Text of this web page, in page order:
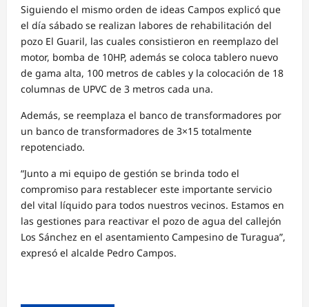
Siguiendo el mismo orden de ideas Campos explicó que
el día sábado se realizan labores de rehabilitación del
pozo El Guaril, las cuales consistieron en reemplazo del
motor, bomba de 10HP, además se coloca tablero nuevo
de gama alta, 100 metros de cables y la colocación de 18
columnas de UPVC de 3 metros cada una.
Además, se reemplaza el banco de transformadores por
un banco de transformadores de 3×15 totalmente
repotenciado.
“Junto a mi equipo de gestión se brinda todo el
compromiso para restablecer este importante servicio
del vital líquido para todos nuestros vecinos. Estamos en
las gestiones para reactivar el pozo de agua del callejón
Los Sánchez en el asentamiento Campesino de Turagua”,
expresó el alcalde Pedro Campos.